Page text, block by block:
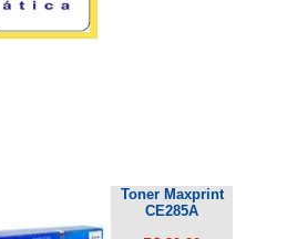
Toner Maxprint
CE285A